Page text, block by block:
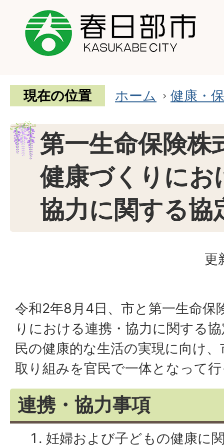
現在の位置 ホーム 健康・
第一生命保険株
健康づくりにお
協力に関する協
更
令和2年8月4日、市と第一生命保
りにおける連携・協力に関する
民の健康的な生活の実現に向け
取り組みを官民で一体となって
連携・協力事項
妊婦および子どもの健康に